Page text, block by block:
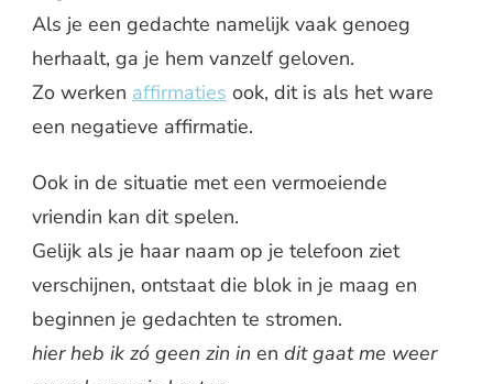
Als je een gedachte namelijk vaak genoeg
herhaalt, ga je hem vanzelf geloven.
Zo werken affirmaties ook, dit is als het ware
een negatieve affirmatie.
Ook in de situatie met een vermoeiende
vriendin kan dit spelen.
Gelijk als je haar naam op je telefoon ziet
verschijnen, ontstaat die blok in je maag en
beginnen je gedachten te stromen.
hier heb ik zó geen zin in en dit gaat me weer